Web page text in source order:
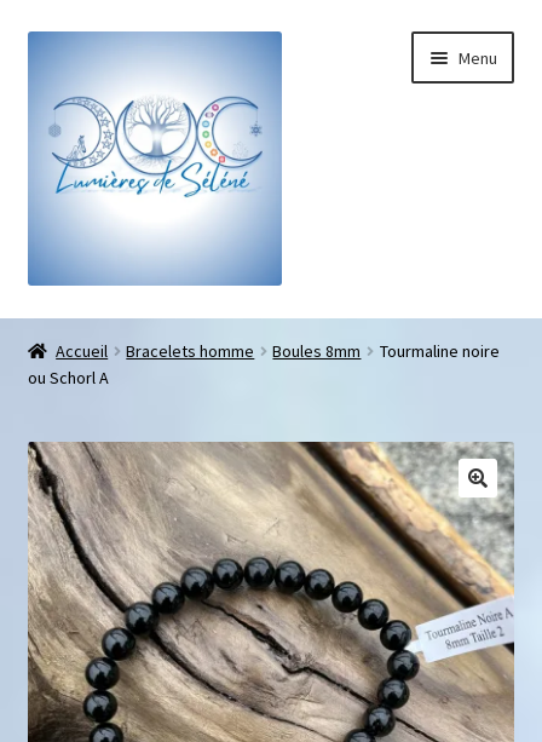
Menu
Boutique
Bracelets sur-mesure
Galets pouce anti-stress
Pendentifs sifflet et fioles
Mini géodes
Bougies lithothérapie
Packs
Accueil Bracelets homme Boules 8mm
Tourmaline noire
ou Schorl A